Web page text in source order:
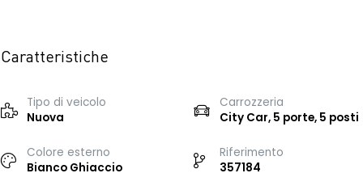
Caratteristiche
Tipo di veicolo
Nuova
Carrozzeria
City Car, 5 porte, 5 posti
Colore esterno
Bianco Ghiaccio
Riferimento
357184